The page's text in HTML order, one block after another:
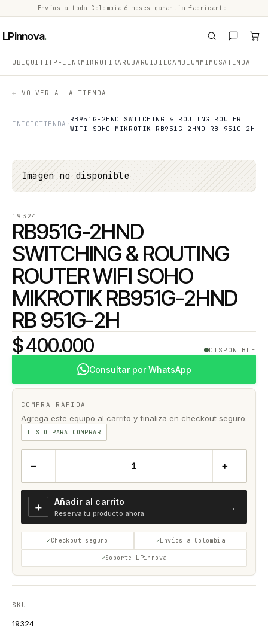
Envíos a toda Colombia 6 meses garantía fabricante
LPinnova.
UBIQUITITP-LINK MIKROTIKARUBA RUIJIECAMBIUM MIMOSATENDA
← VOLVER A LA TIENDA
INICIOTIENDA
RB951G-2HND SWITCHING & ROUTING ROUTER
WIFI SOHO MIKROTIK RB951G-2HND RB 951G-2H
Imagen no disponible
19324
RB951G-2HND
SWITCHING & ROUTING
ROUTER WIFI SOHO
MIKROTIK RB951G-2HND
RB 951G-2H
$ 400.000 DISPONIBLE
Consultar por WhatsApp
COMPRA RÁPIDA
Agrega este equipo al carrito y finaliza en checkout seguro.
LISTO PARA COMPRAR
− +
＋ Añadir al carrito
Reserva tu producto ahora
→
Checkout seguro Envíos a Colombia
Soporte LPinnova
SKU
19324